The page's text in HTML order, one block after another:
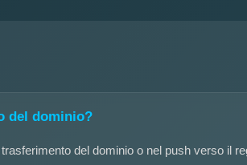
del dominio?
del dominio o nel push verso il